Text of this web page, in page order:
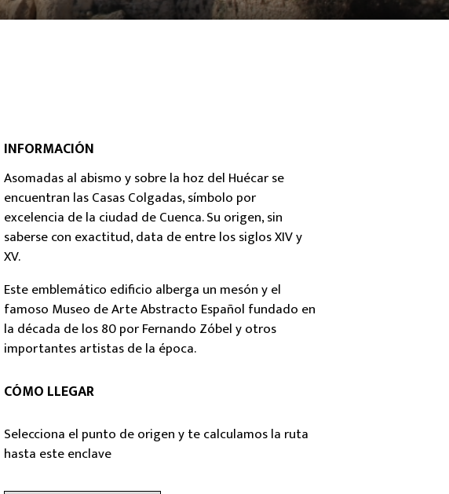
INFORMACIÓN
Asomadas al abismo y sobre la hoz del Huécar se
encuentran las Casas Colgadas, símbolo por
excelencia de la ciudad de Cuenca. Su origen, sin
saberse con exactitud, data de entre los siglos XIV y
XV.
Este emblemático edificio alberga un mesón y el
famoso Museo de Arte Abstracto Español fundado en
la década de los 80 por Fernando Zóbel y otros
importantes artistas de la época.
CÓMO LLEGAR
Selecciona el punto de origen y te calculamos la ruta
hasta este enclave